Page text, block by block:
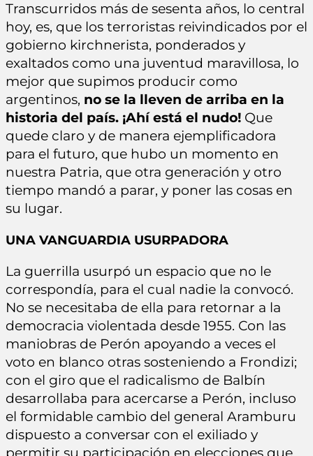
Transcurridos más de sesenta años, lo central
hoy, es, que los terroristas reivindicados por el
gobierno kirchnerista, ponderados y
exaltados como una juventud maravillosa, lo
mejor que supimos producir como
argentinos, no se la lleven de arriba en la
historia del país. ¡Ahí está el nudo! Que
quede claro y de manera ejemplificadora
para el futuro, que hubo un momento en
nuestra Patria, que otra generación y otro
tiempo mandó a parar, y poner las cosas en
su lugar.
UNA VANGUARDIA USURPADORA
La guerrilla usurpó un espacio que no le
correspondía, para el cual nadie la convocó.
No se necesitaba de ella para retornar a la
democracia violentada desde 1955. Con las
maniobras de Perón apoyando a veces el
voto en blanco otras sosteniendo a Frondizi;
con el giro que el radicalismo de Balbín
desarrollaba para acercarse a Perón, incluso
el formidable cambio del general Aramburu
dispuesto a conversar con el exiliado y
permitir su participación en elecciones que